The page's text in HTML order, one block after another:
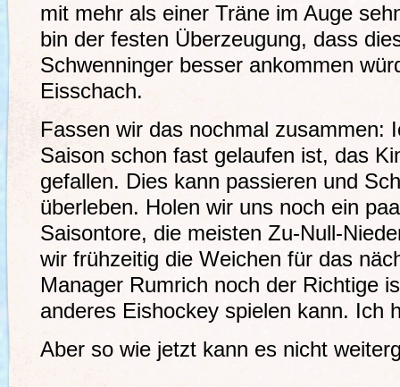
mit mehr als einer Träne im Auge
bin der festen Überzeugung, dass
Schwenninger besser ankommen
Eisschach.
Fassen wir das nochmal zusammen:
Saison schon fast gelaufen ist, das
gefallen. Dies kann passieren und
überleben. Holen wir uns noch ein
Saisontore, die meisten Zu-Null-
wir frühzeitig die Weichen für das
Manager Rumrich noch der Richtige
anderes Eishockey spielen kann. Ich
Aber so wie jetzt kann es nicht